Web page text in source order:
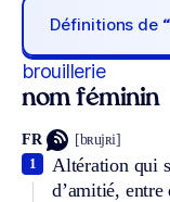
Définitions de
brouillerie
nom féminin
FR [bʀujʀi]
Altération qui
d’amitié, entre
1